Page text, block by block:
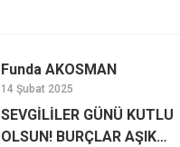
Funda AKOSMAN
14 Şubat 2025
SEVGİLİLER GÜNÜ KUTLU
OLSUN! BURÇLAR AŞIK